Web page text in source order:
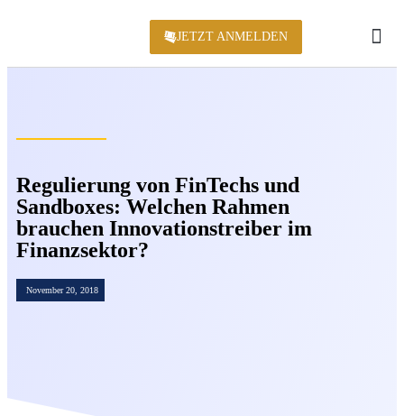
JETZT ANMELDEN
Regulierung von FinTechs und
Sandboxes: Welchen Rahmen
brauchen Innovationstreiber im
Finanzsektor?
November 20, 2018